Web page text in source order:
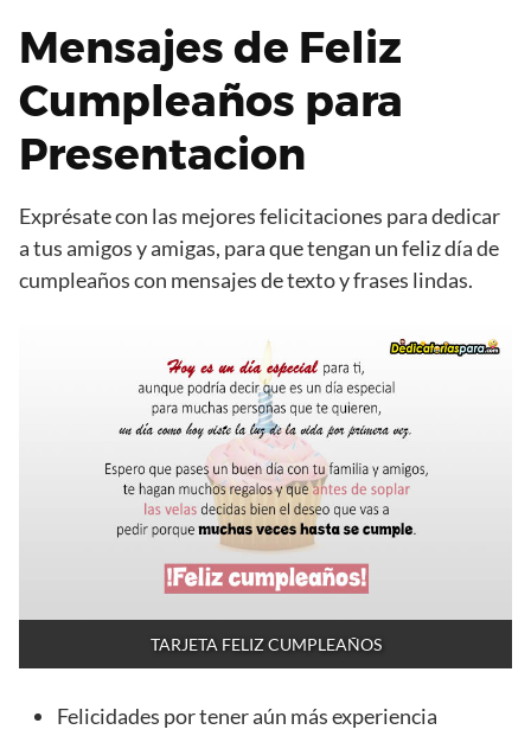
Mensajes de Feliz
Cumpleaños para
Presentacion
Exprésate con las mejores felicitaciones para dedicar
a tus amigos y amigas, para que tengan un feliz día de
cumpleaños con mensajes de texto y frases lindas.
TARJETA FELIZ CUMPLEAÑOS
Felicidades por tener aún más experiencia